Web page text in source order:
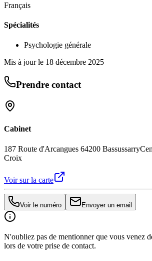
Français
Spécialités
Psychologie générale
Mis à jour le 18 décembre 2025
Prendre contact
Cabinet
187 Route d'Arcangues 64200 Bassussarry
Croix
Voir sur la carte
Voir le numéro Envoyer un email
N'oubliez pas de mentionner que vous venez
lors de votre prise de contact.